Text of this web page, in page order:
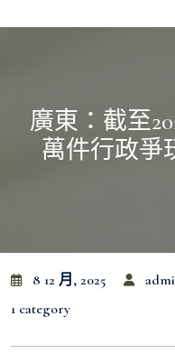
廣東：截至
萬件行政爭
8 12 月, 2025
1 category